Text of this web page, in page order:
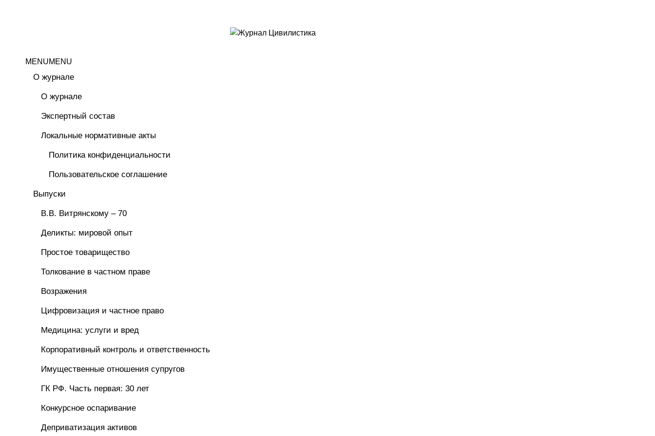
MENUMENU
О журнале
О журнале
Экспертный состав
Локальные нормативные акты
Политика конфиденциальности
Пользовательское соглашение
Выпуски
В.В. Витрянскому – 70
Деликты: мировой опыт
Простое товарищество
Толкование в частном праве
Возражения
Цифровизация и частное право
Медицина: услуги и вред
Корпоративный контроль и ответственность
Имущественные отношения супругов
ГК РФ. Часть первая: 30 лет
Конкурсное оспаривание
Деприватизация активов